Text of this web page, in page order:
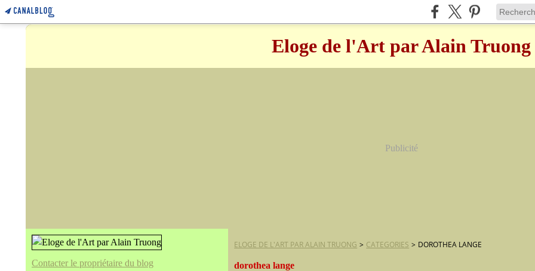
Eloge de l'Art par Alain Truong
Publicité
Contacter le propriétaire du blog
ELOGE DE L'ART PAR ALAIN TRUONG > CATEGORIES > DOROTHEA LANGE
dorothea lange